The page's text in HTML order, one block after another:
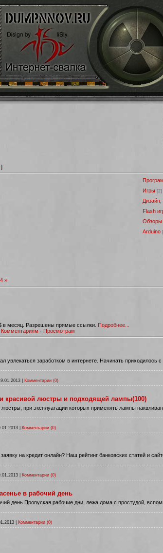
]
Игры [2]
Flash
Обзоры
Arduino
4 »
в месяц. Разрешены прямые ссылки. Подробнее...
Комментариям · Просмотрам
увлекаться заработком в интернете. Начинать
Комментарии (0)
красивой люстры и подходящей лампы(100)
при эксплуатации которыx применять лампы
Комментарии (0)
на кредит онлайн? Наш рейтинг банковских статей и
Комментарии (0)
в рабочий день
день Пропуская рабочие дни, лежа дома с простудой,
Комментарии (0)